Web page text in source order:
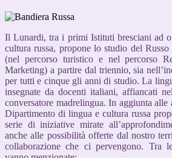
Il Lunardi, tra i primi Istituti bresciani ad
cultura russa, propone lo studio del
(nel percorso turistico e nel percorso
Marketing) a partire dal triennio, sia
per tutti e cinque gli anni di studio. La
insegnate da docenti italiani, affiancati
conversatore madrelingua. In aggiunta
Dipartimento di lingua e cultura russa
serie di iniziative mirate
anche alle possibilità offerte dal nostro
collaborazione che ci pervengono. Tra